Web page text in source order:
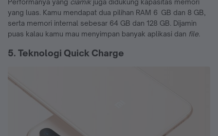
Performanya yang ciamik juga didukung kapasitas memori
yang luas. Kamu mendapat dua pilihan RAM 6 GB dan 8 GB,
serta memori internal sebesar 64 GB dan 128 GB. Dijamin
puas kalau kamu mau menyimpan banyak aplikasi dan file.
5. Teknologi Quick Charge